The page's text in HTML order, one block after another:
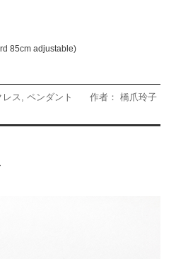
85cm adjustable)
レス , ペンダント
作者： 橋爪玲子